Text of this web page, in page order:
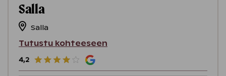
Salla
Salla
Tutustu kohteeseen
4,2